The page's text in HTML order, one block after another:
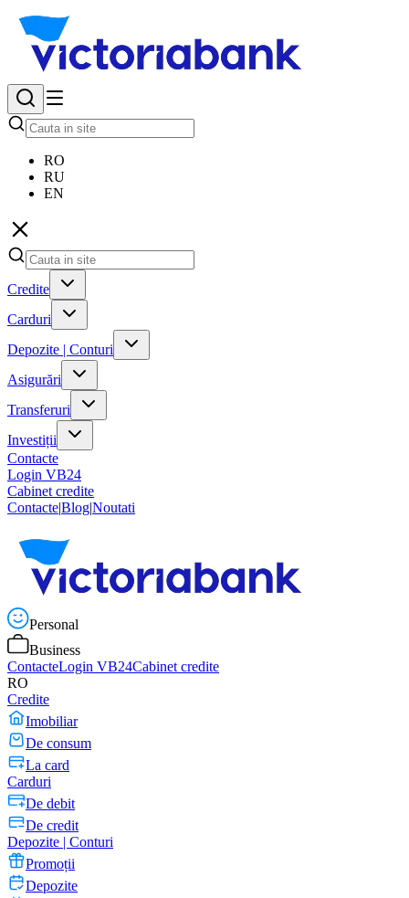
RO
RU
EN
Credite
Carduri
Depozite | Conturi
Asigurări
Transferuri
Investiții
Contacte
Login VB24
Cabinet credite
Contacte|Blog|Noutati
Personal
Business
ContacteLogin VB24Cabinet credite
RO
Credite
Imobiliar
De consum
La card
Carduri
De debit
De credit
Depozite | Conturi
Promoții
Depozite